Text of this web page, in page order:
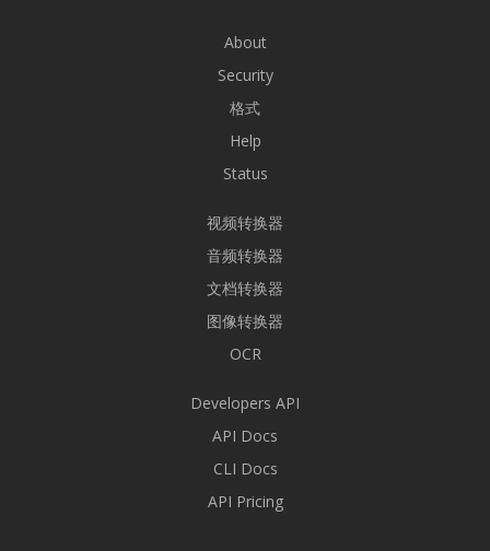
About
Security
格式
Help
Status
视频转换器
音频转换器
文档转换器
图像转换器
OCR
Developers API
API Docs
CLI Docs
API Pricing